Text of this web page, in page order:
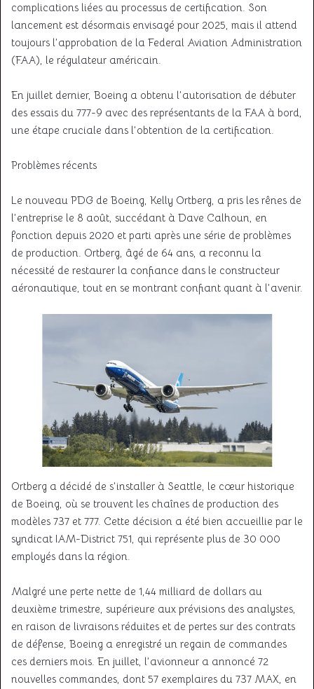
complications liées au processus de certification. Son
lancement est désormais envisagé pour 2025, mais il attend
toujours l’approbation de la Federal Aviation Administration
(FAA), le régulateur américain.
En juillet dernier, Boeing a obtenu l’autorisation de débuter
des essais du 777-9 avec des représentants de la FAA à bord,
une étape cruciale dans l’obtention de la certification.
Problèmes récents
Le nouveau PDG de Boeing, Kelly Ortberg, a pris les rênes de
l’entreprise le 8 août, succédant à Dave Calhoun, en
fonction depuis 2020 et parti après une série de problèmes
de production. Ortberg, âgé de 64 ans, a reconnu la
nécessité de restaurer la confiance dans le constructeur
aéronautique, tout en se montrant confiant quant à l’avenir.
Ortberg a décidé de s’installer à Seattle, le cœur historique
de Boeing, où se trouvent les chaînes de production des
modèles 737 et 777. Cette décision a été bien accueillie par le
syndicat IAM-District 751, qui représente plus de 30 000
employés dans la région.
Malgré une perte nette de 1,44 milliard de dollars au
deuxième trimestre, supérieure aux prévisions des analystes,
en raison de livraisons réduites et de pertes sur des contrats
de défense, Boeing a enregistré un regain de commandes
ces derniers mois. En juillet, l’avionneur a annoncé 72
nouvelles commandes, dont 57 exemplaires du 737 MAX, en